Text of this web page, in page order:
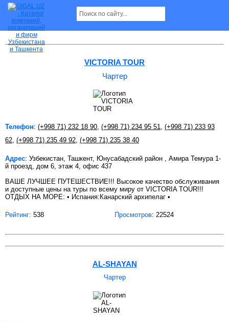
Чартер в Ташкенте
VICTORIA TOUR
Чартер
Телефон: (+998 71) 232 18 90 (+998 71) 234 95 51
(+998 71) 233 93
62 (+998 71) 235 49 92 (+998 71) 235 38 40
Адрес: Узбекистан, Ташкент, Юнусабадский район , Амира Темура 1-
й проезд, дом 6, этаж 4, офис 437
ВАШЕ ЛУЧШЕЕ ПУТЕШЕСТВИЕ!!! Высокое качество обслуживания
и доступные цены на туры по всему миру от VICTORIA TOUR!!!
ОТДЫХ НА МОРЕ: • Испания:Канарский архипелаг •
Рейтинг: 538 Просмотров: 22524
AL-SHAYAN
Чартер